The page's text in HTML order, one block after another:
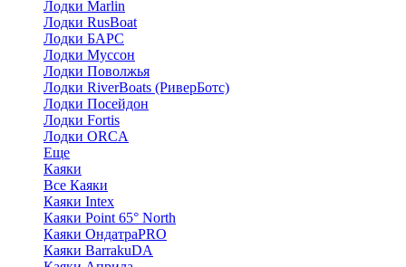
Лодки Marlin
Лодки RusBoat
Лодки БАРС
Лодки Муссон
Лодки Поволжья
Лодки RiverBoats (РиверБотс)
Лодки Посейдон
Лодки Fortis
Лодки ORCA
Еще
Каяки
Все Каяки
Каяки Intex
Каяки Point 65° North
Каяки ОндатраPRO
Каяки BarrakuDA